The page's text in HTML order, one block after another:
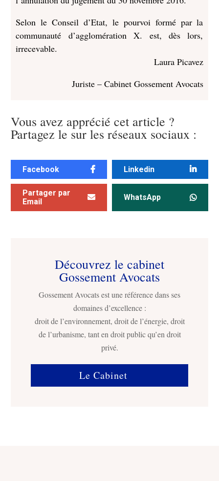
Selon le Conseil d’Etat, le pourvoi formé par la
communauté d’agglomération X. est, dès lors,
irrecevable.
Laura Picavez
Juriste – Cabinet Gossement Avocats
Vous avez apprécié cet article ?
Partagez le sur les réseaux sociaux :
Facebook Linkedin
Partager par
Email
WhatsApp
Découvrez le cabinet
Gossement Avocats
Gossement Avocats est une référence dans ses
domaines d’excellence :
droit de l’environnement, droit de l’énergie, droit
de l’urbanisme, tant en droit public qu’en droit
privé.
Le Cabinet